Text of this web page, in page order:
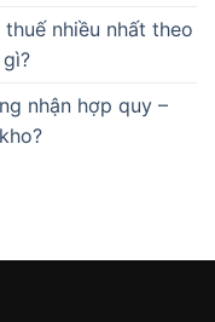
nhiều nhất theo
nhận hợp quy –